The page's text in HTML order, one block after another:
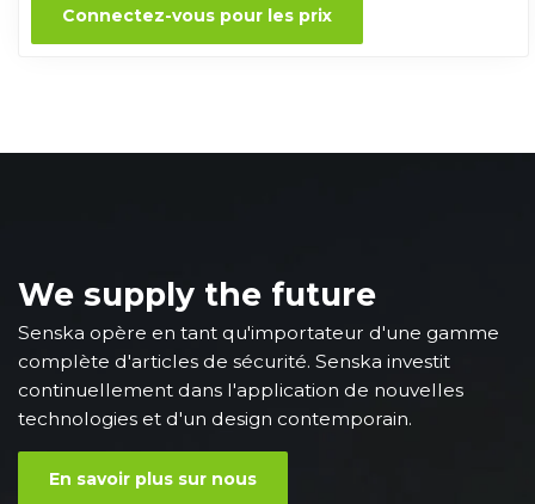
Connectez-vous pour les prix
We supply the future
Senska opère en tant qu'importateur d'une gamme
complète d'articles de sécurité. Senska investit
continuellement dans l'application de nouvelles
technologies et d'un design contemporain.
En savoir plus sur nous